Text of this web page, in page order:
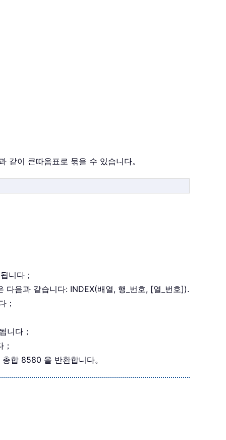
같이 큰따옴표로 묶을 수 있습니다。
니다；
다음과 같습니다: INDEX(배열, 행_번호, [열_번호]).
；
니다；
합 8580 을 반환합니다。